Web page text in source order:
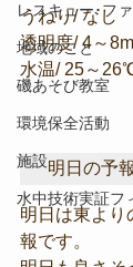
レスキュー･フ
地域のこと
磯あそび教室
環境保全活動
施設
水中技術実証フ
うねり/ なし
透明度/ 4～8m
水温/ 25～
明日の予報
明日は東より
報です。